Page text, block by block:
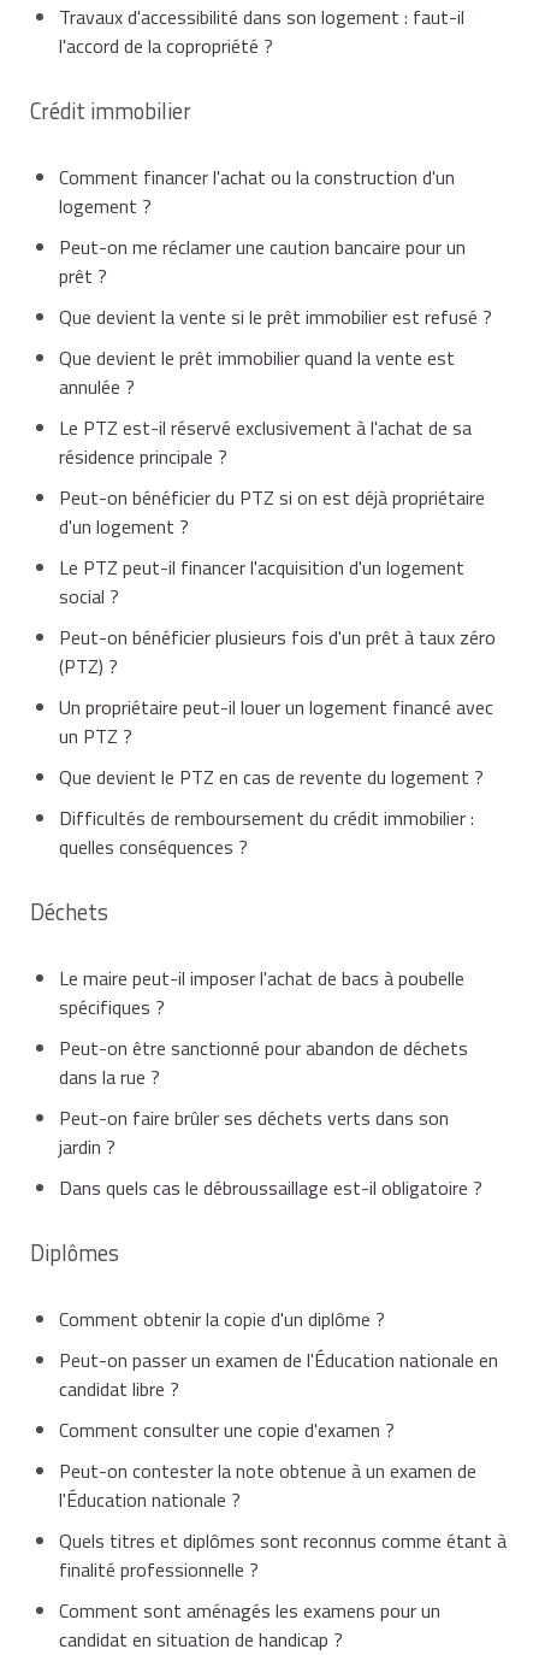
Travaux d'accessibilité dans son logement : faut-il
l'accord de la copropriété ?
Crédit immobilier
Comment financer l'achat ou la construction d'un
logement ?
Peut-on me réclamer une caution bancaire pour un
prêt ?
Que devient la vente si le prêt immobilier est refusé ?
Que devient le prêt immobilier quand la vente est
annulée ?
Le PTZ est-il réservé exclusivement à l'achat de sa
résidence principale ?
Peut-on bénéficier du PTZ si on est déjà propriétaire
d'un logement ?
Le PTZ peut-il financer l'acquisition d'un logement
social ?
Peut-on bénéficier plusieurs fois d'un prêt à taux zéro
(PTZ) ?
Un propriétaire peut-il louer un logement financé avec
un PTZ ?
Que devient le PTZ en cas de revente du logement ?
Difficultés de remboursement du crédit immobilier :
quelles conséquences ?
Déchets
Le maire peut-il imposer l'achat de bacs à poubelle
spécifiques ?
Peut-on être sanctionné pour abandon de déchets
dans la rue ?
Peut-on faire brûler ses déchets verts dans son
jardin ?
Dans quels cas le débroussaillage est-il obligatoire ?
Diplômes
Comment obtenir la copie d'un diplôme ?
Peut-on passer un examen de l'Éducation nationale en
candidat libre ?
Comment consulter une copie d'examen ?
Peut-on contester la note obtenue à un examen de
l'Éducation nationale ?
Quels titres et diplômes sont reconnus comme étant à
finalité professionnelle ?
Comment sont aménagés les examens pour un
candidat en situation de handicap ?